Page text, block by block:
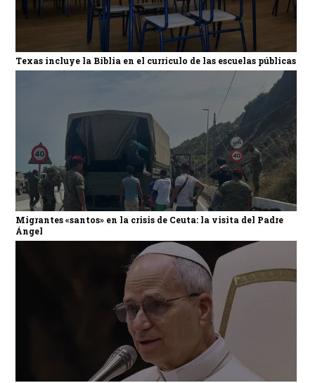
Texas incluye la Biblia en el currículo de las escuelas públicas
Migrantes «santos» en la crisis de Ceuta: la visita del Padre
Ángel